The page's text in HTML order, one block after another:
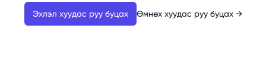
Эхлэл хуудас руу буцах Өмнөх хуудас руу буцах →